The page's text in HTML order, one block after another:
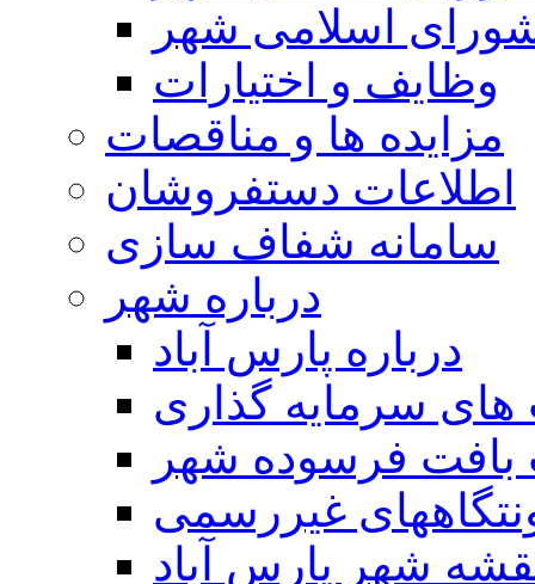
اسلامی شهر
وظایف و اختیارات
مزایده ها و مناقصات
اطلاعات دستفروشان
سامانه شفاف سازی
درباره شهر
درباره پارس آباد
سرمایه گذاری
بافت فرسوده شهر
غیررسمی
شهر پارس آباد